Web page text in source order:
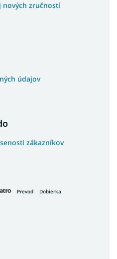
nových zručností
údajov
zákazníkov
Prevod Dobierka